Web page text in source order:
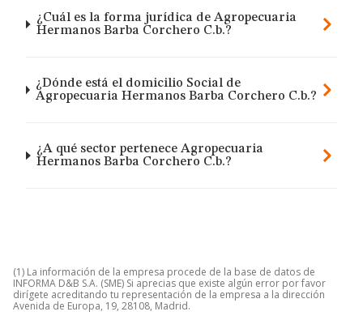
¿Cuál es la forma jurídica de Agropecuaria
Hermanos Barba Corchero C.b.?
¿Dónde está el domicilio Social de
Agropecuaria Hermanos Barba Corchero C.b.?
¿A qué sector pertenece Agropecuaria
Hermanos Barba Corchero C.b.?
(1) La información de la empresa procede de la base de datos de
INFORMA D&B S.A. (SME) Si aprecias que existe algún error por favor
dirígete acreditando tu representación de la empresa a la dirección
Avenida de Europa, 19, 28108, Madrid.